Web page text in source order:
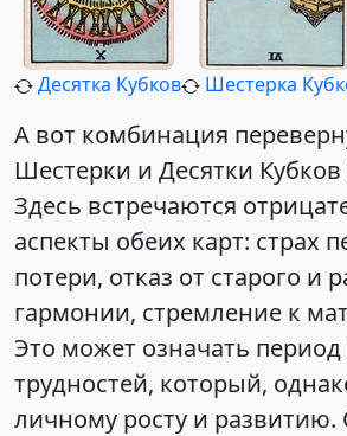
Десятка Кубков Шестерка
А вот комбинация
Шестерки и Десятки
Здесь встречаются
аспекты обеих карт: страх
потери, отказ от старого и
гармонии, стремление к
Это может означать
трудностей, который,
личному росту и